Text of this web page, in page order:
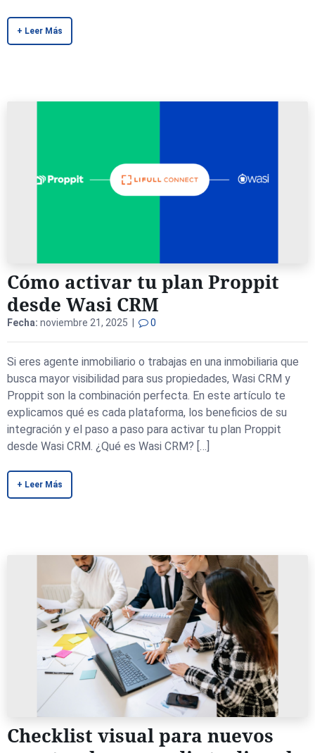
+ Leer Más
Cómo activar tu plan Proppit
desde Wasi CRM
Fecha: noviembre 21, 2025 | 0
Si eres agente inmobiliario o trabajas en una inmobiliaria que
busca mayor visibilidad para sus propiedades, Wasi CRM y
Proppit son la combinación perfecta. En este artículo te
explicamos qué es cada plataforma, los beneficios de su
integración y el paso a paso para activar tu plan Proppit
desde Wasi CRM. ¿Qué es Wasi CRM? […]
+ Leer Más
Checklist visual para nuevos